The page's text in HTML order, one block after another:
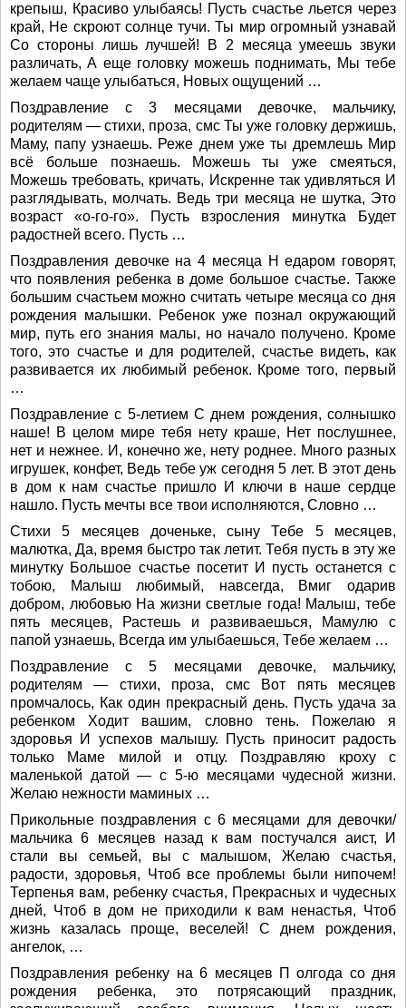
крепыш, Красиво улыбаясь! Пусть счастье льется через
край, Не скроют солнце тучи. Ты мир огромный узнавай
Со стороны лишь лучшей! В 2 месяца умеешь звуки
различать, А еще головку можешь поднимать, Мы тебе
желаем чаще улыбаться, Новых ощущений …
Поздравление с 3 месяцами девочке, мальчику,
родителям — стихи, проза, смс Ты уже головку держишь,
Маму, папу узнаешь. Реже днем уже ты дремлешь Мир
всё больше познаешь. Можешь ты уже смеяться,
Можешь требовать, кричать, Искренне так удивляться И
разглядывать, молчать. Ведь три месяца не шутка, Это
возраст «о-го-го». Пусть взросления минутка Будет
радостней всего. Пусть …
Поздравления девочке на 4 месяца Н едаром говорят,
что появления ребенка в доме большое счастье. Также
большим счастьем можно считать четыре месяца со дня
рождения малышки. Ребенок уже познал окружающий
мир, путь его знания малы, но начало получено. Кроме
того, это счастье и для родителей, счастье видеть, как
развивается их любимый ребенок. Кроме того, первый
…
Поздравление с 5-летием С днем рождения, солнышко
наше! В целом мире тебя нету краше, Нет послушнее,
нет и нежнее. И, конечно же, нету роднее. Много разных
игрушек, конфет, Ведь тебе уж сегодня 5 лет. В этот день
в дом к нам счастье пришло И ключи в наше сердце
нашло. Пусть мечты все твои исполняются, Словно …
Стихи 5 месяцев доченьке, сыну Тебе 5 месяцев,
малютка, Да, время быстро так летит. Тебя пусть в эту же
минутку Большое счастье посетит И пусть останется с
тобою, Малыш любимый, навсегда, Вмиг одарив
добром, любовью На жизни светлые года! Малыш, тебе
пять месяцев, Растешь и развиваешься, Мамулю с
папой узнаешь, Всегда им улыбаешься, Тебе желаем …
Поздравление с 5 месяцами девочке, мальчику,
родителям — стихи, проза, смс Вот пять месяцев
промчалось, Как один прекрасный день. Пусть удача за
ребенком Ходит вашим, словно тень. Пожелаю я
здоровья И успехов малышу. Пусть приносит радость
только Маме милой и отцу. Поздравляю кроху с
маленькой датой — с 5-ю месяцами чудесной жизни.
Желаю нежности маминых …
Прикольные поздравления с 6 месяцами для девочки/
мальчика 6 месяцев назад к вам постучался аист, И
стали вы семьей, вы с малышом, Желаю счастья,
радости, здоровья, Чтоб все проблемы были нипочем!
Терпенья вам, ребенку счастья, Прекрасных и чудесных
дней, Чтоб в дом не приходили к вам ненастья, Чтоб
жизнь казалась проще, веселей! С днем рождения,
ангелок, …
Поздравления ребенку на 6 месяцев П олгода со дня
рождения ребенка, это потрясающий праздник,